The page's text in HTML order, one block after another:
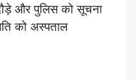
और पुलिस को सूचना
को अस्पताल